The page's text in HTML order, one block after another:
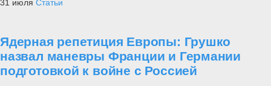
31 июля Статьи
Ядерная репетиция Европы: Грушко
назвал маневры Франции и Германии
подготовкой к войне с Россией